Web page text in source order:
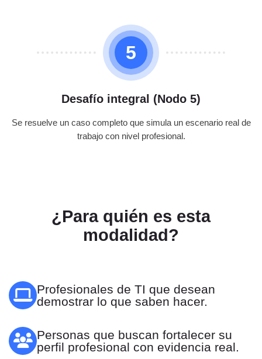
5
Desafío integral (Nodo 5)
Se resuelve un caso completo que simula un escenario real de
trabajo con nivel profesional.
¿Para quién es esta
modalidad?
Profesionales de TI que desean
demostrar lo que saben hacer.
Personas que buscan fortalecer su
perfil profesional con evidencia real.